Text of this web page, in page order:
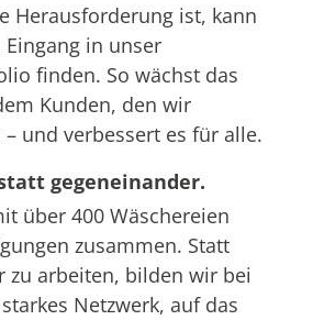
Herausforderung ist, kann
in unser
finden. So wächst das
Kunden, den wir
und verbessert es für alle.
gegeneinander.
über 400 Wäschereien
zusammen. Statt
zu arbeiten, bilden wir bei
Netzwerk, auf das